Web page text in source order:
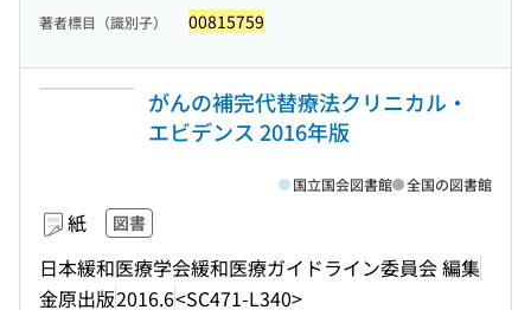
著者標目（識別子） 00815759
がんの補完代替療法クリニカル・
エビデンス 2016年版
紙 図書
日本緩和医療学会緩和医療ガイドライン委員会 編集
金原出版2016.6<SC471-L340>
国立国会図書館 全国の図書館